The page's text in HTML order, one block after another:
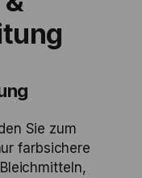
Sie zum
farbsichere